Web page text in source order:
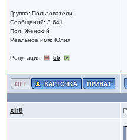
Группа: Пользователи
Сообщений: 3 641
Пол: Женский
Реальное имя: Юлия
Репутация: 55
xlr8